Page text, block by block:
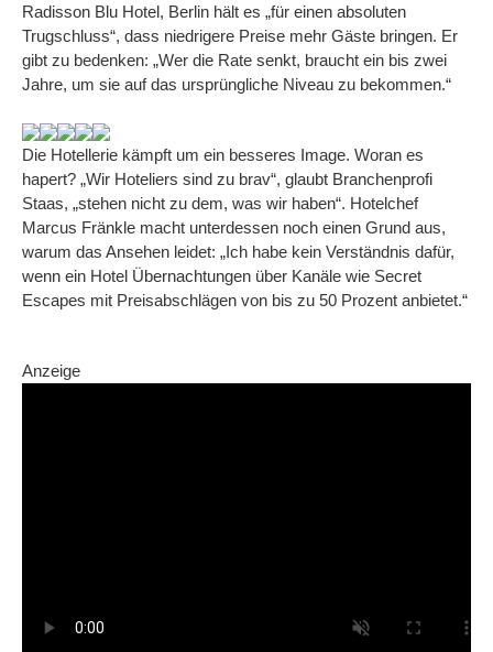
Radisson Blu Hotel, Berlin hält es „für einen absoluten
Trugschluss“, dass niedrigere Preise mehr Gäste bringen. Er
gibt zu bedenken: „Wer die Rate senkt, braucht ein bis zwei
Jahre, um sie auf das ursprüngliche Niveau zu bekommen.“
Die Hotellerie kämpft um ein besseres Image. Woran es
hapert? „Wir Hoteliers sind zu brav“, glaubt Branchenprofi
Staas, „stehen nicht zu dem, was wir haben“. Hotelchef
Marcus Fränkle macht unterdessen noch einen Grund aus,
warum das Ansehen leidet: „Ich habe kein Verständnis dafür,
wenn ein Hotel Übernachtungen über Kanäle wie Secret
Escapes mit Preisabschlägen von bis zu 50 Prozent anbietet.“
Anzeige